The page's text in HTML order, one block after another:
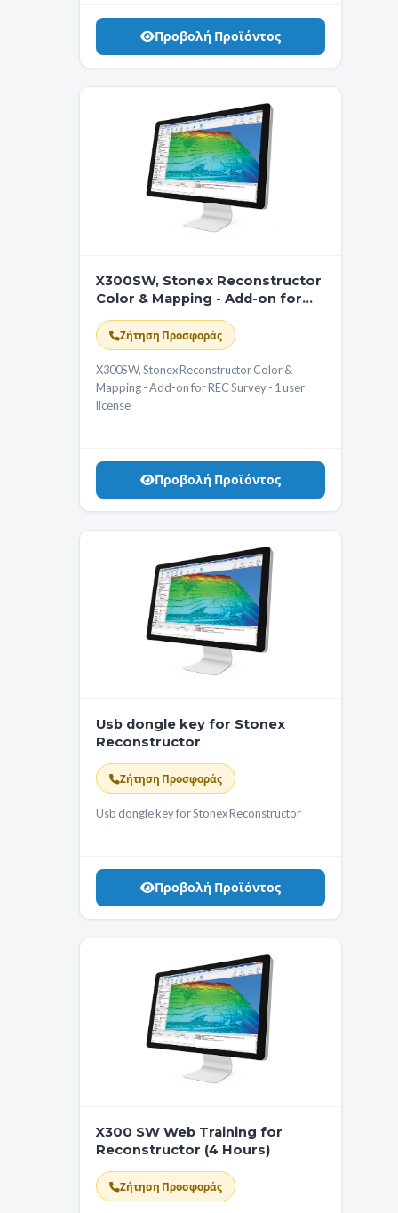
Προβολή Προϊόντος
X300SW, Stonex Reconstructor
Color & Mapping - Add-on for
REC Survey - 1 user license
Ζήτηση Προσφοράς
X300SW, Stonex Reconstructor Color &
Mapping - Add-on for REC Survey - 1 user
license
Προβολή Προϊόντος
Usb dongle key for Stonex
Reconstructor
Ζήτηση Προσφοράς
Usb dongle key for Stonex Reconstructor
Προβολή Προϊόντος
X300 SW Web Training for
Reconstructor (4 Hours)
Ζήτηση Προσφοράς